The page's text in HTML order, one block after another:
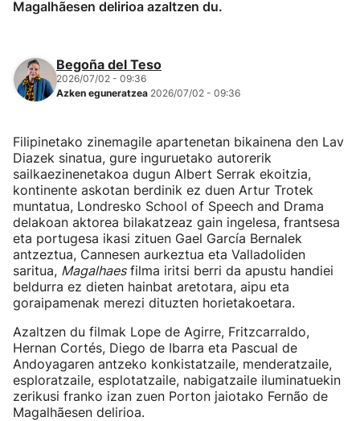
Magalhãesen delirioa azaltzen du.
Begoña del Teso
2026/07/02 - 09:36
Azken eguneratzea 2026/07/02 - 09:36
Filipinetako zinemagile apartenetan bikainena den Lav
Diazek sinatua, gure inguruetako autorerik
sailkaezinenetakoa dugun Albert Serrak ekoitzia,
kontinente askotan berdinik ez duen Artur Trotek
muntatua, Londresko School of Speech and Drama
delakoan aktorea bilakatzeaz gain ingelesa, frantsesa
eta portugesa ikasi zituen Gael García Bernalek
antzeztua, Cannesen aurkeztua eta Valladoliden
saritua, Magalhaesfilma iritsi berri da apustu handiei
beldurra ez dieten hainbat aretotara, aipu eta
goraipamenak merezi dituzten horietakoetara.
Azaltzen du filmak Lope de Agirre, Fritzcarraldo,
Hernan Cortés, Diego de Ibarra eta Pascual de
Andoyagaren antzeko konkistatzaile, menderatzaile,
esploratzaile, esplotatzaile, nabigatzaile iluminatuekin
zerikusi franko izan zuen Porton jaiotako Fernão de
Magalhãesen delirioa.